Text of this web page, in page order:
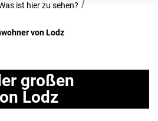
ist hier zu sehen?
von Lodz
großen
Lodz